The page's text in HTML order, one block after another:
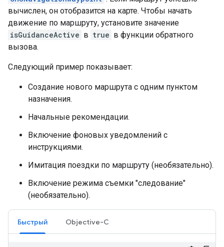
вычислен, он отобразится на карте. Чтобы начать
движение по маршруту, установите значение
isGuidanceActive в true в функции обратного
вызова.
Следующий пример показывает:
Создание нового маршрута с одним пунктом
назначения.
Начальные рекомендации.
Включение фоновых уведомлений с
инструкциями.
Имитация поездки по маршруту (необязательно).
Включение режима съемки "следование"
(необязательно).
Быстрый Objective-C